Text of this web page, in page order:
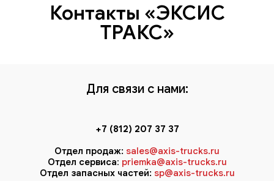
Контакты «ЭКСИС
ТРАКС»
Для связи с нами:
+7 (812) 207 37 37
Отдел продаж: sales@axis-trucks.ru
Отдел сервиса: priemka@axis-trucks.ru
Отдел запасных частей: sp@axis-trucks.ru